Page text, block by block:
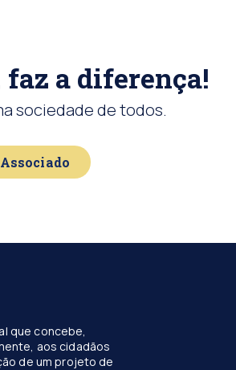
a diferença!
sociedade de todos.
que concebe,
aos cidadãos
de um projeto de